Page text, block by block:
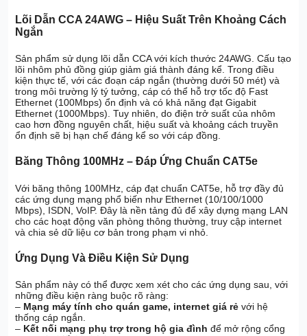
Lõi Dẫn CCA 24AWG – Hiệu Suất Trên Khoảng Cách
Ngắn
Sản phẩm sử dụng lõi dẫn CCA với kích thước 24AWG. Cấu tạo
lõi nhôm phủ đồng giúp giảm giá thành đáng kể. Trong điều
kiện thực tế, với các đoạn cáp ngắn (thường dưới 50 mét) và
trong môi trường lý tý tưởng, cáp có thể hỗ trợ tốc độ Fast
Ethernet (100Mbps) ổn định và có khả năng đạt Gigabit
Ethernet (1000Mbps). Tuy nhiên, do điện trở suất của nhôm
cao hơn đồng nguyên chất, hiệu suất và khoảng cách truyền
ổn định sẽ bị hạn chế đáng kể so với cáp đồng.
Băng Thông 100MHz – Đáp Ứng Chuẩn CAT5e
Với băng thông 100MHz, cáp đạt chuẩn CAT5e, hỗ trợ đầy đủ
các ứng dụng mạng phổ biến như Ethernet (10/100/1000
Mbps), ISDN, VoIP. Đây là nền tảng đủ để xây dựng mạng LAN
cho các hoạt động văn phòng thông thường, truy cập internet
và chia sẻ dữ liệu cơ bản trong phạm vi nhỏ.
Ứng Dụng Và Điều Kiện Sử Dụng
Sản phẩm này có thể được xem xét cho các ứng dụng sau, với
những điều kiện ràng buộc rõ ràng:
– Mạng máy tính cho quán game, internet giá rẻ với hệ
thống cáp ngắn.
– Kết nối mạng phụ trợ trong hộ gia đình để mở rộng cổng